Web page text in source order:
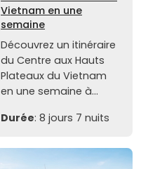
Vietnam en une
semaine
Découvrez un itinéraire
du Centre aux Hauts
Plateaux du Vietnam
en une semaine à...
Durée: 8 jours 7 nuits